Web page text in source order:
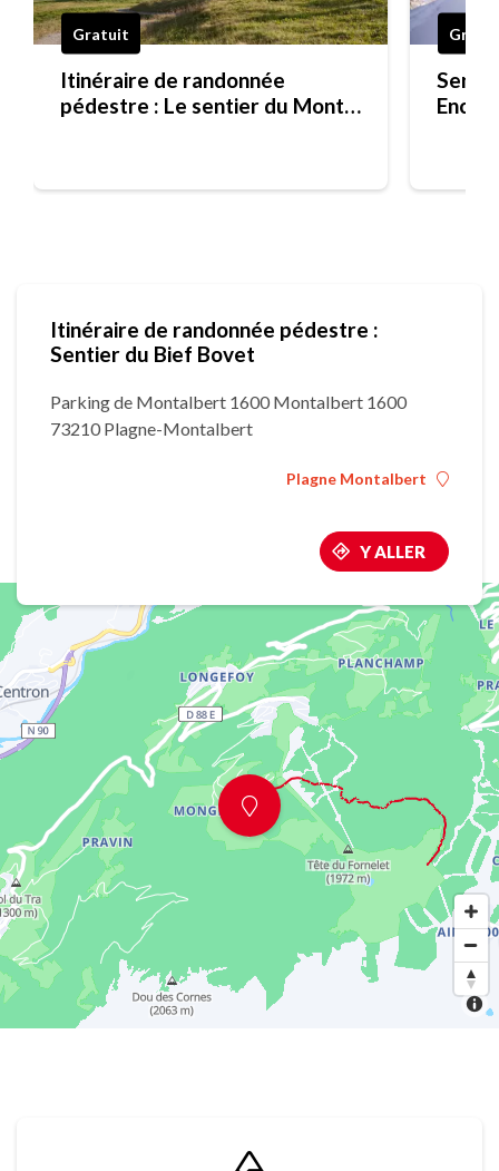
Gratuit
Itinéraire de randonnée
pédestre : Le sentier du Mont-
Itinéraire de randonnée pédestre :
Sentier du Bief Bovet
Parking de Montalbert 1600 Montalbert 1600
73210 Plagne-Montalbert
Plagne Montalbert
Y ALLER